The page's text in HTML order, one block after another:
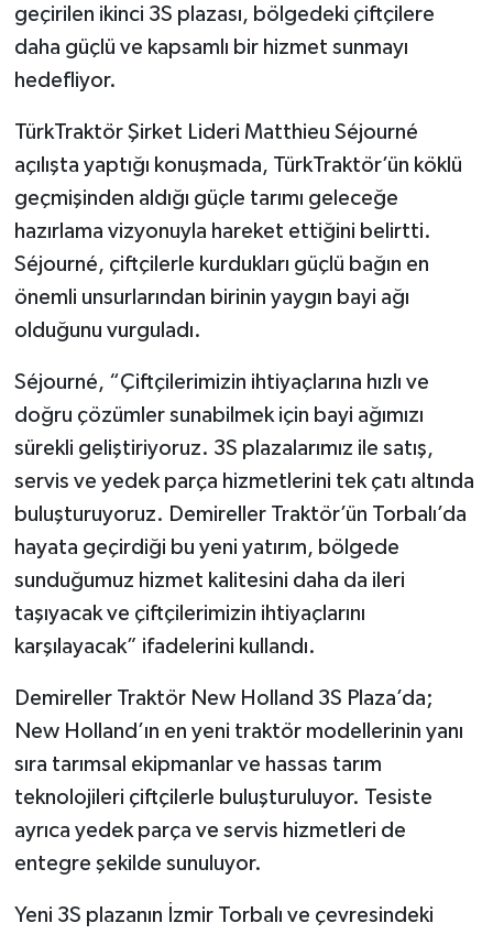
geçirilen ikinci 3S plazası, bölgedeki çiftçilere
daha güçlü ve kapsamlı bir hizmet sunmayı
hedefliyor.
TürkTraktör Şirket Lideri Matthieu Séjourné
açılışta yaptığı konuşmada, TürkTraktör’ün köklü
geçmişinden aldığı güçle tarımı geleceğe
hazırlama vizyonuyla hareket ettiğini belirtti.
Séjourné, çiftçilerle kurdukları güçlü bağın en
önemli unsurlarından birinin yaygın bayi ağı
olduğunu vurguladı.
Séjourné, “Çiftçilerimizin ihtiyaçlarına hızlı ve
doğru çözümler sunabilmek için bayi ağımızı
sürekli geliştiriyoruz. 3S plazalarımız ile satış,
servis ve yedek parça hizmetlerini tek çatı altında
buluşturuyoruz. Demireller Traktör’ün Torbalı’da
hayata geçirdiği bu yeni yatırım, bölgede
sunduğumuz hizmet kalitesini daha da ileri
taşıyacak ve çiftçilerimizin ihtiyaçlarını
karşılayacak” ifadelerini kullandı.
Demireller Traktör New Holland 3S Plaza’da;
New Holland’ın en yeni traktör modellerinin yanı
sıra tarımsal ekipmanlar ve hassas tarım
teknolojileri çiftçilerle buluşturuluyor. Tesiste
ayrıca yedek parça ve servis hizmetleri de
entegre şekilde sunuluyor.
Yeni 3S plazanın İzmir Torbalı ve çevresindeki